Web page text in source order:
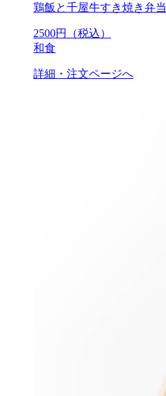
鶏飯と千屋牛すき焼き弁当
2500円（税込）
和食
詳細・注文ページへ